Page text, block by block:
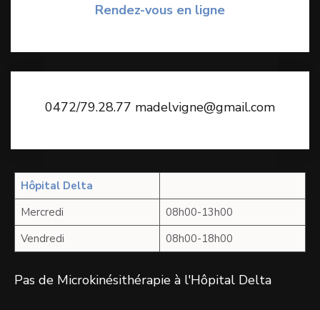
Rendez-vous en ligne
0472/79.28.77 madelvigne@gmail.com
Hôpital Delta
Mercredi
08h00-13h00
Vendredi
08h00-18h00
Pas de Microkinésithérapie à l'Hôpital Delta